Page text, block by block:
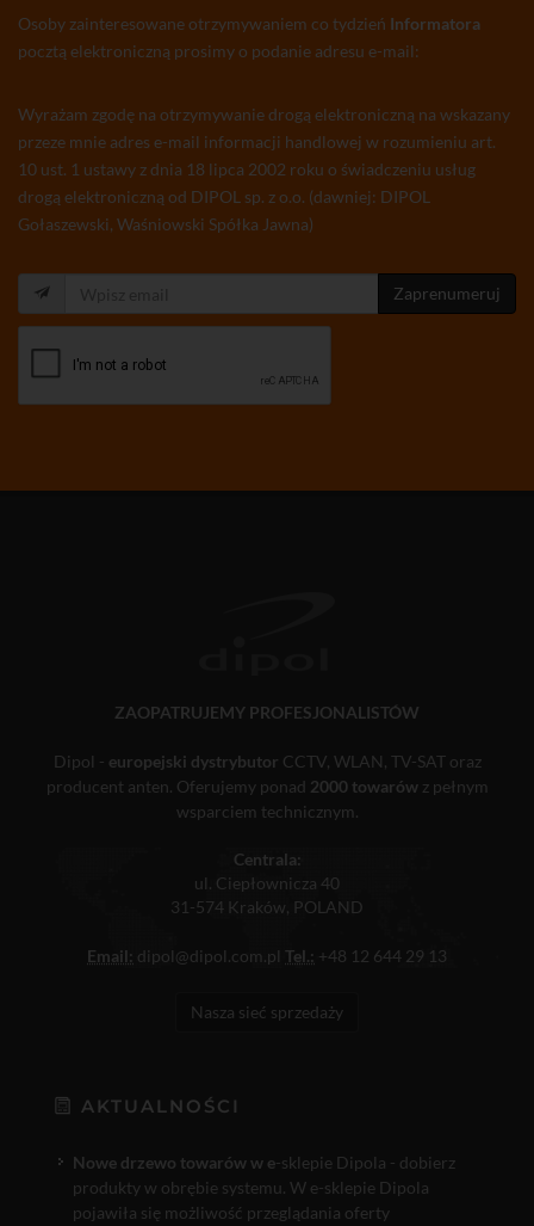
Osoby zainteresowane otrzymywaniem co tydzień Informatora
pocztą elektroniczną prosimy o podanie adresu e-mail:
Wyrażam zgodę na otrzymywanie drogą elektroniczną na wskazany
przeze mnie adres e-mail informacji handlowej w rozumieniu art.
10 ust. 1 ustawy z dnia 18 lipca 2002 roku o świadczeniu usług
drogą elektroniczną od DIPOL sp. z o.o. (dawniej: DIPOL
Gołaszewski, Waśniowski Spółka Jawna)
Zaprenumeruj
ZAOPATRUJEMY PROFESJONALISTÓW
Dipol - europejski dystrybutor CCTV, WLAN, TV-SAT oraz
producent anten. Oferujemy ponad 2000 towarówz pełnym
wsparciem technicznym.
Centrala:
ul. Ciepłownicza 40
31-574 Kraków, POLAND
Email: dipol@dipol.com.pl Tel.: +48 12 644 29 13
Nasza sieć sprzedaży
AKTUALNOŚCI
Nowe drzewo towarów w e-sklepie Dipola - dobierz
produkty w obrębie systemu. W e-sklepie Dipola
pojawiła się możliwość przeglądania oferty